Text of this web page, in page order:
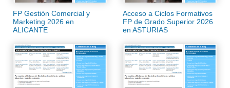
FP Gestión Comercial y
Marketing 2026 en
ALICANTE
Acceso a Ciclos Formativos
FP de Grado Superior 2026
en ASTURIAS